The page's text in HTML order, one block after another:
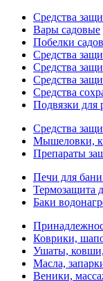
Средства
Вары садовые
Побелки
Средства
Средства
Средства
Средства
Подвязки для
Средства
Мышеловки,
Препараты
Печи для
Термозащита
Баки
Коврики,
Ушаты, ковши,
Масла,
Веники,